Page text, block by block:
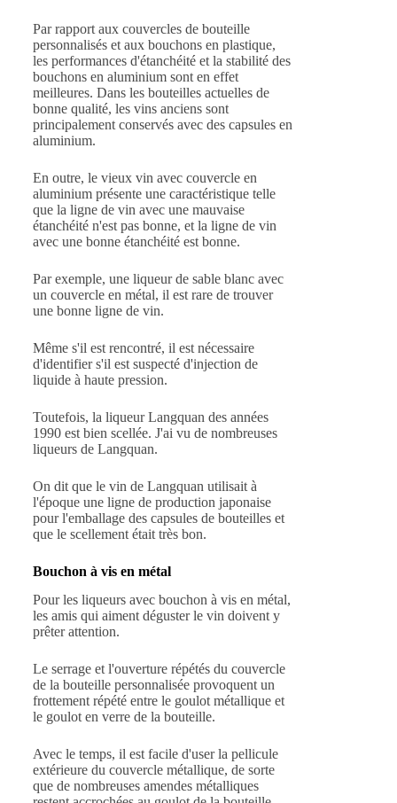
Par rapport aux couvercles de bouteille
personnalisés et aux bouchons en plastique,
les performances d'étanchéité et la stabilité des
bouchons en aluminium sont en effet
meilleures. Dans les bouteilles actuelles de
bonne qualité, les vins anciens sont
principalement conservés avec des capsules en
aluminium.
En outre, le vieux vin avec couvercle en
aluminium présente une caractéristique telle
que la ligne de vin avec une mauvaise
étanchéité n'est pas bonne, et la ligne de vin
avec une bonne étanchéité est bonne.
Par exemple, une liqueur de sable blanc avec
un couvercle en métal, il est rare de trouver
une bonne ligne de vin.
Même s'il est rencontré, il est nécessaire
d'identifier s'il est suspecté d'injection de
liquide à haute pression.
Toutefois, la liqueur Langquan des années
1990 est bien scellée. J'ai vu de nombreuses
liqueurs de Langquan.
On dit que le vin de Langquan utilisait à
l'époque une ligne de production japonaise
pour l'emballage des capsules de bouteilles et
que le scellement était très bon.
Bouchon à vis en métal
Pour les liqueurs avec bouchon à vis en métal,
les amis qui aiment déguster le vin doivent y
prêter attention.
Le serrage et l'ouverture répétés du couvercle
de la bouteille personnalisée provoquent un
frottement répété entre le goulot métallique et
le goulot en verre de la bouteille.
Avec le temps, il est facile d'user la pellicule
extérieure du couvercle métallique, de sorte
que de nombreuses amendes métalliques